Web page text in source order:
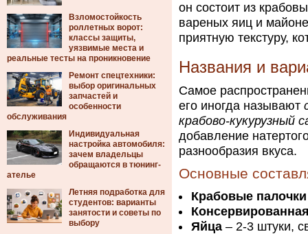
Взломостойкость
роллетных ворот:
классы защиты,
уязвимые места и
реальные тесты на проникновение
Ремонт спецтехники:
выбор оригинальных
запчастей и
особенности
обслуживания
Индивидуальная
настройка автомобиля:
зачем владельцы
обращаются в тюнинг-
ателье
Летняя подработка для
студентов: варианты
занятости и советы по
выбору
он состоит из
вареных яиц и
приятную текстуру,
Названия и
Самое
его иногда называют
крабово-кукурузный
добавление
разнообразия вкуса.
Основные
Крабовые палочки
Яйца – 2-3 штуки,